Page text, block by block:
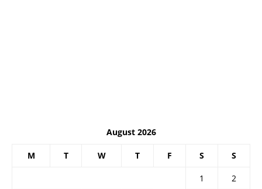
August 2026
M T W T F S S
1
2